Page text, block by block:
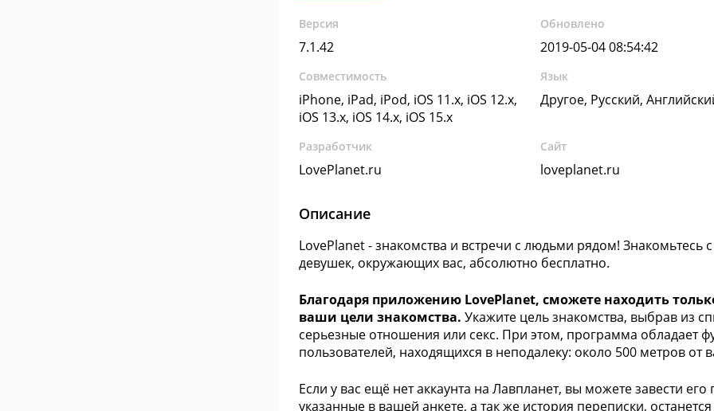
Версия
7.1.42
Обновлено
2019-05-04 08:54:42
Совместимость
iPhone, iPad, iPod, iOS 11.x, iOS 12.x,
iOS 13.x, iOS 14.x, iOS 15.x
Язык
Другое, Русский,
Разработчик
LovePlanet.ru
Сайт
loveplanet.ru
Описание
LovePlanet - знакомства и встречи с людьми рядом!
девушек, окружающих вас, абсолютно бесплатно.
Благодаря приложению LovePlanet, сможете находить
ваши цели знакомства. Укажите цель знакомства, выбрав из
серьезные отношения или секс. При этом, программа обладает
пользователей, находящихся в неподалеку: около 500 метров от
Если у вас ещё нет аккаунта на Лавпланет, вы можете завести
указанные в вашей анкете, а так же история переписки,